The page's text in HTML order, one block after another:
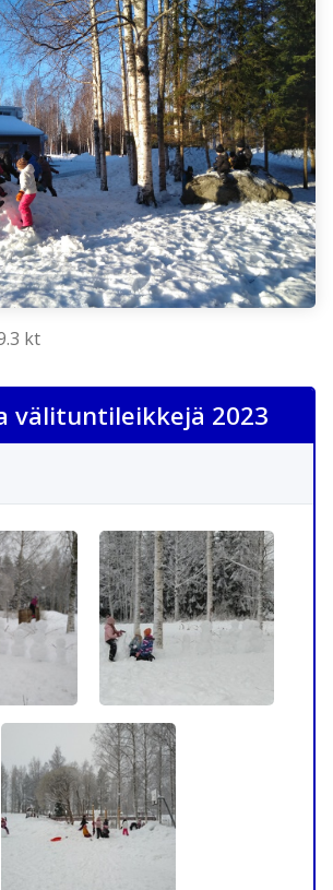
kt
välituntileikkejä 2023